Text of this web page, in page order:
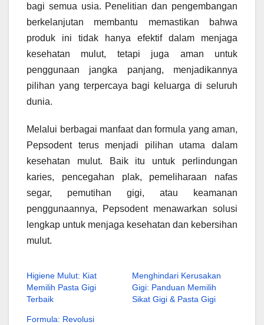
bagi semua usia. Penelitian dan pengembangan
berkelanjutan membantu memastikan bahwa
produk ini tidak hanya efektif dalam menjaga
kesehatan mulut, tetapi juga aman untuk
penggunaan jangka panjang, menjadikannya
pilihan yang terpercaya bagi keluarga di seluruh
dunia.
Melalui berbagai manfaat dan formula yang aman,
Pepsodent terus menjadi pilihan utama dalam
kesehatan mulut. Baik itu untuk perlindungan
karies, pencegahan plak, pemeliharaan nafas
segar, pemutihan gigi, atau keamanan
penggunaannya, Pepsodent menawarkan solusi
lengkap untuk menjaga kesehatan dan kebersihan
mulut.
Higiene Mulut: Kiat
Memilih Pasta Gigi
Terbaik
Menghindari Kerusakan
Gigi: Panduan Memilih
Sikat Gigi & Pasta Gigi
Formula: Revolusi